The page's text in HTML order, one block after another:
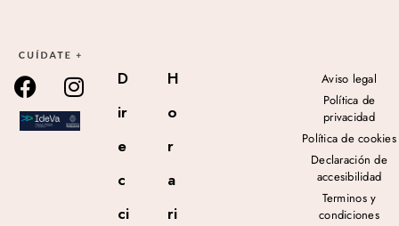
D
ir
e
c
ci
H
o
r
a
ri
Aviso legal
Política de
privacidad
Política de cookies
Declaración de
accesibilidad
Terminos y
condiciones